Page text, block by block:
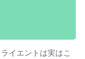
イエントは実はこ